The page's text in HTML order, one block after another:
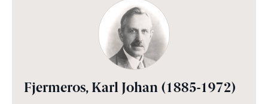
Fjermeros, Karl Johan (1885-1972)